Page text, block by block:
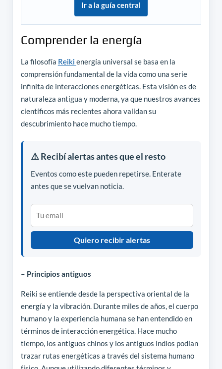
Ir a la guía central
Comprender la energía
La filosofía Reiki energía universal se basa en la
comprensión fundamental de la vida como una serie
infinita de interacciones energéticas. Esta visión es de
naturaleza antigua y moderna, ya que nuestros avances
científicos más recientes ahora validan su
descubrimiento hace mucho tiempo.
⚠️ Recibí alertas antes que el resto
Eventos como este pueden repetirse. Enterate
antes que se vuelvan noticia.
Quiero recibir alertas
– Principios antiguos
Reiki se entiende desde la perspectiva oriental de la
energía y la vibración. Durante miles de años, el cuerpo
humano y la experiencia humana se han entendido en
términos de interacción energética. Hace mucho
tiempo, los antiguos chinos y los antiguos indios podían
trazar rutas energéticas a través del sistema humano